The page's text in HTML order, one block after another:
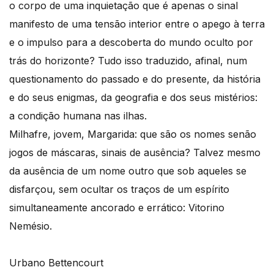
o corpo de uma inquietação que é apenas o sinal
manifesto de uma tensão interior entre o apego à terra
e o impulso para a descoberta do mundo oculto por
trás do horizonte? Tudo isso traduzido, afinal, num
questionamento do passado e do presente, da história
e do seus enigmas, da geografia e dos seus mistérios:
a condição humana nas ilhas.
Milhafre, jovem, Margarida: que são os nomes senão
jogos de máscaras, sinais de ausência? Talvez mesmo
da ausência de um nome outro que sob aqueles se
disfarçou, sem ocultar os traços de um espírito
simultaneamente ancorado e errático: Vitorino
Nemésio.
Urbano Bettencourt